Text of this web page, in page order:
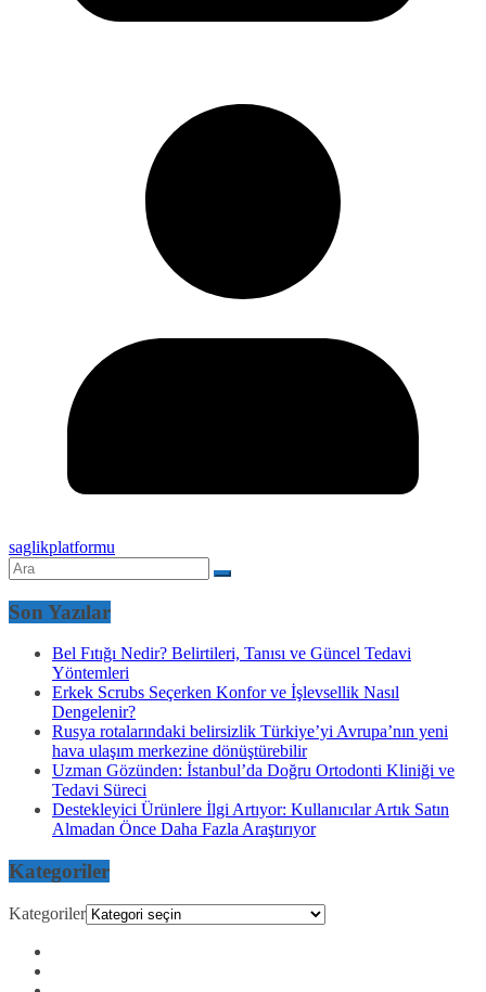
saglikplatformu
Son Yazılar
Bel Fıtığı Nedir? Belirtileri, Tanısı ve Güncel Tedavi
Yöntemleri
Erkek Scrubs Seçerken Konfor ve İşlevsellik Nasıl
Dengelenir?
Rusya rotalarındaki belirsizlik Türkiye’yi Avrupa’nın yeni
hava ulaşım merkezine dönüştürebilir
Uzman Gözünden: İstanbul’da Doğru Ortodonti Kliniği ve
Tedavi Süreci
Destekleyici Ürünlere İlgi Artıyor: Kullanıcılar Artık Satın
Almadan Önce Daha Fazla Araştırıyor
Kategoriler
Kategoriler